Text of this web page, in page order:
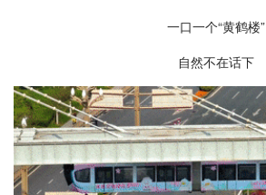
一口一个“黄鹤楼”
自然不在话下